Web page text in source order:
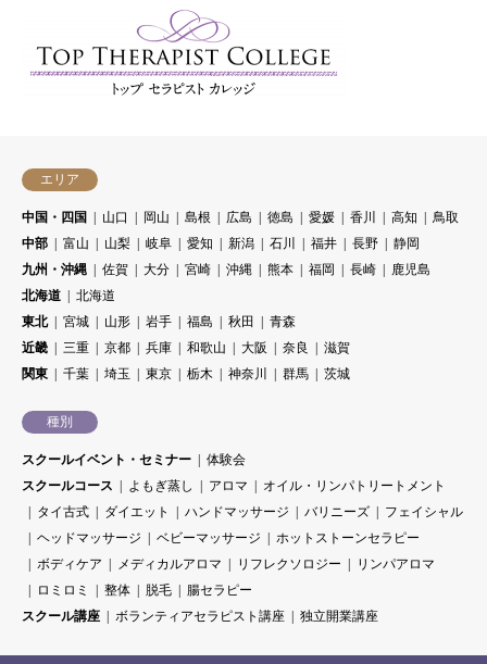
エリア
中国・四国 山口 岡山 島根 広島 徳島 愛媛 香川 高知
鳥取
中部
富山 山梨 岐阜 愛知 新潟 石川 福井 長野
静岡
九州・沖縄
佐賀 大分 宮崎 沖縄 熊本 福岡 長崎
鹿児島
北海道
北海道
東北
宮城 山形 岩手 福島 秋田
青森
近畿
三重 京都 兵庫 和歌山 大阪 奈良
滋賀
関東
千葉 埼玉 東京 栃木 神奈川 群馬 茨城
種別
スクールイベント・セミナー
体験会
スクールコース
よもぎ蒸し アロマ
オイル・リンパトリートメント
タイ古式
ダイエット ハンドマッサージ バリニーズ
フェイシャル
ヘッドマッサージ
ベビーマッサージ
ホットストーンセラピー
ボディケア
メディカルアロマ リフレクソロジー
リンパアロマ
ロミロミ
整体 脱毛
腸セラピー
スクール講座
ボランティアセラピスト講座 独立開業講座